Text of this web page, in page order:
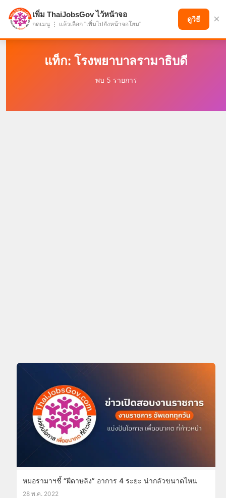
แบ่งปันโอกาส เพื่ออนาคตที่ก้าวหน้า
แท็ก: โรงพยาบาลรามาธิบดี
พบ 5 รายการ
หมอรามาฯชี้ “ฝีดาษลิง” อาการ 4 ระยะ น่ากลัวขนาดไหน
28 พ.ค. 2022
เพิ่ม ThaiJobsGov ไว้หน้าจอ
กดเมนู ⋮ แล้วเลือก "เพิ่มไปยังหน้าจอโฮม"
ดูวิธี ×